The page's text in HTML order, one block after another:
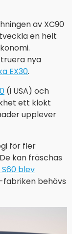
av XC90
en helt
nya
EX30.
(i USA) och
ett klokt
upplever
för fler
kan fräschas
blev
fabriken behövs